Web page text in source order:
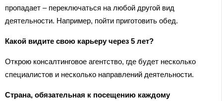
пропадает – переключаться на любой другой вид
деятельности. Например, пойти приготовить обед.
Какой видите свою карьеру через 5 лет?
Открою консалтинговое агентство, где будет несколько
специалистов и несколько направлений деятельности.
Страна, обязательная к посещению каждому